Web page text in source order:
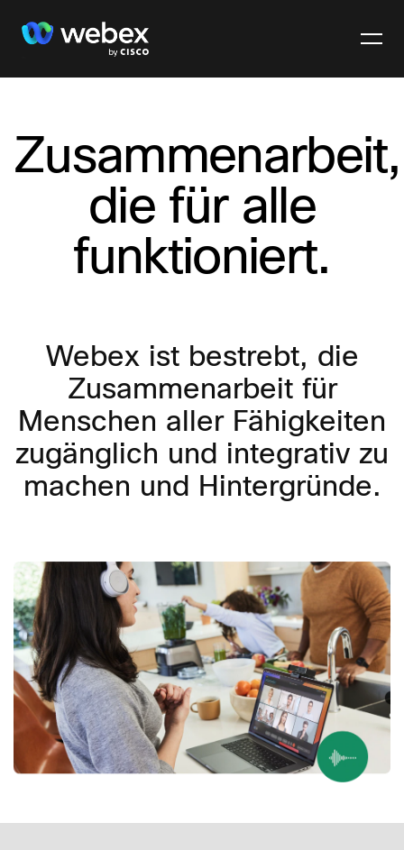
Zusammenarbeit,
die für alle
funktioniert.
Webex ist bestrebt, die
Zusammenarbeit für
Menschen aller Fähigkeiten
zugänglich und integrativ zu
machen und Hintergründe.